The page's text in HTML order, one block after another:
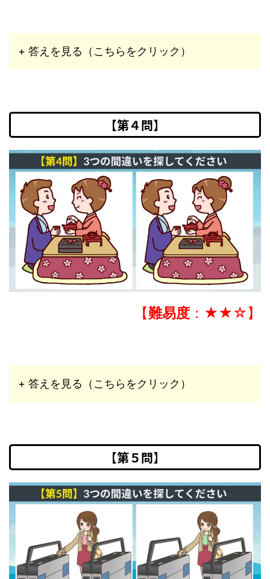
+ 答えを見る（こちらをクリック）
【第４問】
【難易度 ：★★☆】
+ 答えを見る（こちらをクリック）
【第５問】